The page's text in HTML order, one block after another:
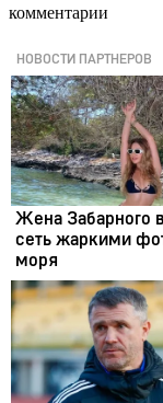
комментарии